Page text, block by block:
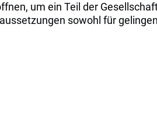
um ein Teil der
sowohl für